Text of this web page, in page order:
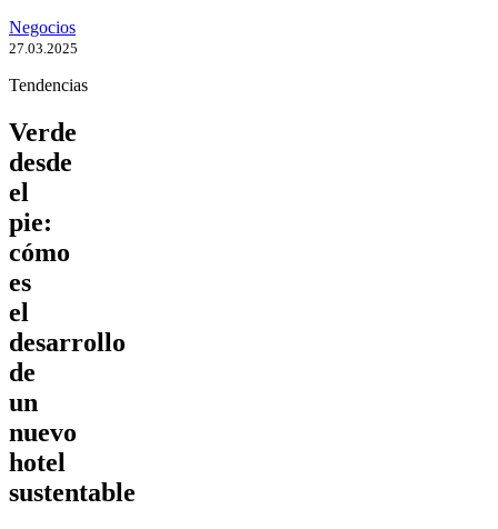
Negocios
27.03.2025
Tendencias
Verde
desde
el
pie:
cómo
es
el
desarrollo
de
un
nuevo
hotel
sustentable